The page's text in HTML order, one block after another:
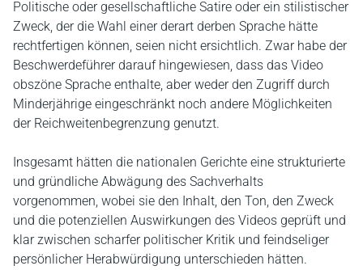
Politische oder gesellschaftliche Satire oder ein stilistischer
Zweck, der die Wahl einer derart derben Sprache hätte
rechtfertigen können, seien nicht ersichtlich. Zwar habe der
Beschwerdeführer darauf hingewiesen, dass das Video
obszöne Sprache enthalte, aber weder den Zugriff durch
Minderjährige eingeschränkt noch andere Möglichkeiten
der Reichweitenbegrenzung genutzt.
Insgesamt hätten die nationalen Gerichte eine strukturierte
und gründliche Abwägung des Sachverhalts
vorgenommen, wobei sie den Inhalt, den Ton, den Zweck
und die potenziellen Auswirkungen des Videos geprüft und
klar zwischen scharfer politischer Kritik und feindseliger
persönlicher Herabwürdigung unterschieden hätten.